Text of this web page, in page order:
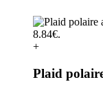
+
Plaid